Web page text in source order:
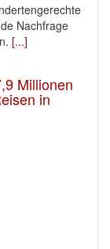
Nachfrage
[...]
Millionen
in